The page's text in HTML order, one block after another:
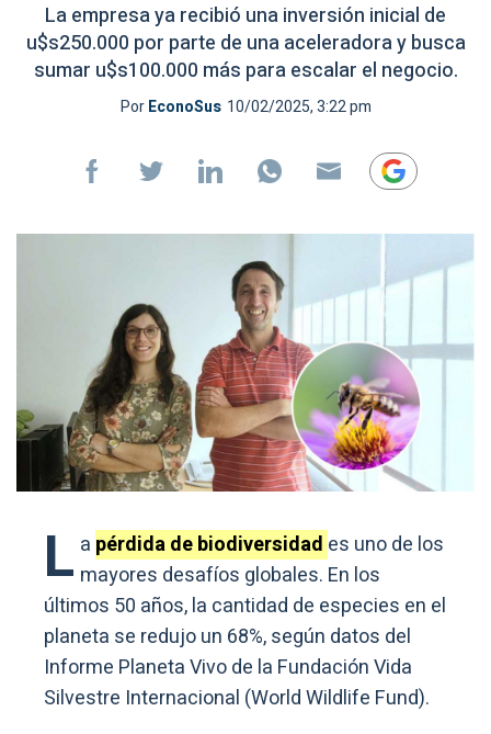
La empresa ya recibió una inversión inicial de
u$s250.000 por parte de una aceleradora y busca
sumar u$s100.000 más para escalar el negocio.
PorEconoSus 10/02/2025, 3:22 pm
L a pérdida de biodiversidad es uno de los
mayores desafíos globales. En los
últimos 50 años, la cantidad de especies en el
planeta se redujo un 68%, según datos del
Informe Planeta Vivo de la Fundación Vida
Silvestre Internacional (World Wildlife Fund).